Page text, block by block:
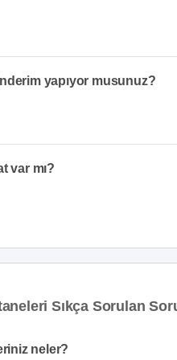
yapıyor musunuz?
var mı?
Sıkça Sorulan
neler?